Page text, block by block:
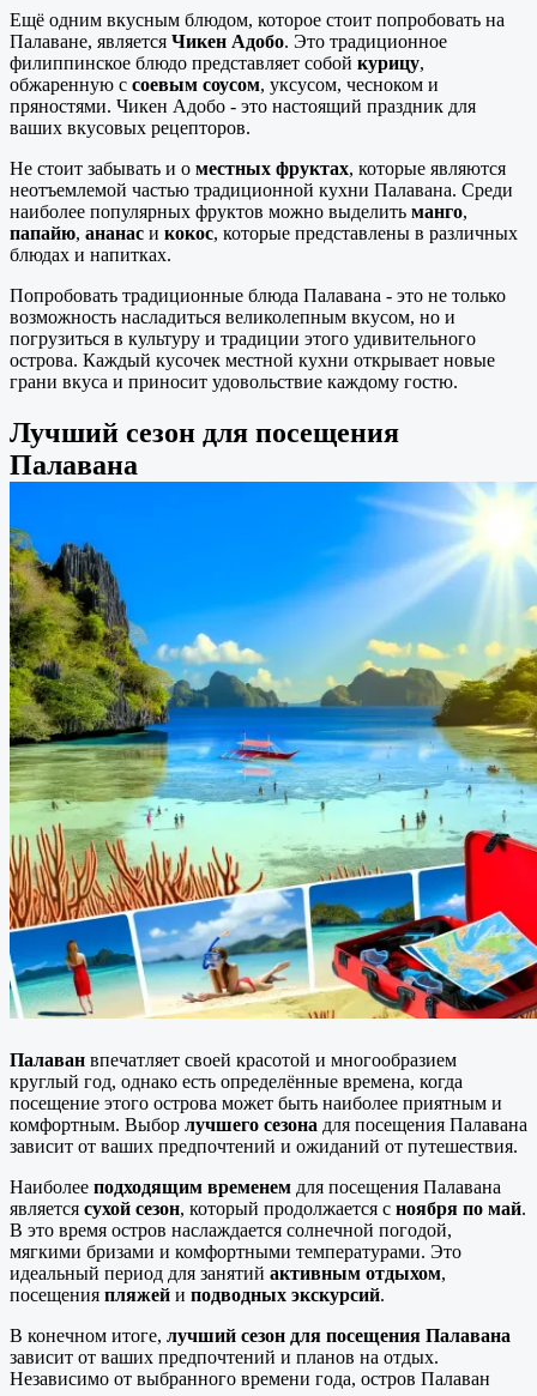
Ещё одним вкусным блюдом, которое стоит попробовать на
Палаване, является Чикен Адобо. Это традиционное
филиппинское блюдо представляет собой курицу,
обжаренную с соевым соусом, уксусом, чесноком и
пряностями. Чикен Адобо - это настоящий праздник для
ваших вкусовых рецепторов.
Не стоит забывать и о местных фруктах, которые являются
неотъемлемой частью традиционной кухни Палавана. Среди
наиболее популярных фруктов можно выделить манго,
папайю, ананас и кокос, которые представлены в различных
блюдах и напитках.
Попробовать традиционные блюда Палавана - это не только
возможность насладиться великолепным вкусом, но и
погрузиться в культуру и традиции этого удивительного
острова. Каждый кусочек местной кухни открывает новые
грани вкуса и приносит удовольствие каждому гостю.
Лучший сезон для посещения
Палавана
Палаван впечатляет своей красотой и многообразием
круглый год, однако есть определённые времена, когда
посещение этого острова может быть наиболее приятным и
комфортным. Выбор лучшего сезона для посещения Палавана
зависит от ваших предпочтений и ожиданий от путешествия.
Наиболее подходящим временем для посещения Палавана
является сухой сезон, который продолжается с ноября по май.
В это время остров наслаждается солнечной погодой,
мягкими бризами и комфортными температурами. Это
идеальный период для занятий активным отдыхом,
посещения пляжей и подводных экскурсий.
В конечном итоге, лучший сезон для посещения Палавана
зависит от ваших предпочтений и планов на отдых.
Независимо от выбранного времени года, остров Палаван